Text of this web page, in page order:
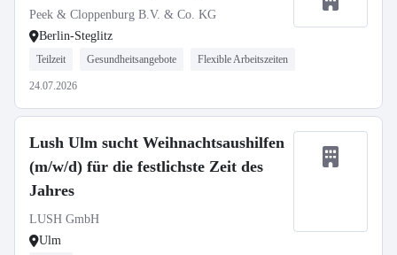
Peek & Cloppenburg B.V. & Co. KG
Berlin-Steglitz
Teilzeit Gesundheitsangebote Flexible Arbeitszeiten
24.07.2026
Lush Ulm sucht Weihnachtsaushilfen
(m/w/d) für die festlichste Zeit des
Jahres
LUSH GmbH
Ulm